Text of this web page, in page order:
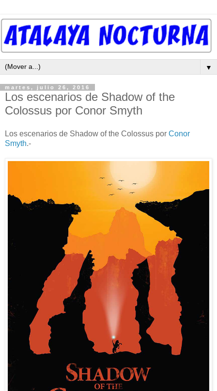
▼
martes, julio 26, 2016
Los escenarios de Shadow of the
Colossus por Conor Smyth
Los escenarios de Shadow of the Colossus por Conor
Smyth.-